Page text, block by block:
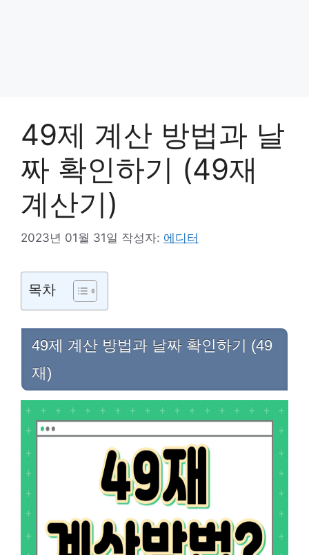
49제 계산 방법과 날
짜 확인하기 (49재
계산기)
2023년 01월 31일 작성자: 에디터
목차
49제 계산 방법과 날짜 확인하기 (49
재)